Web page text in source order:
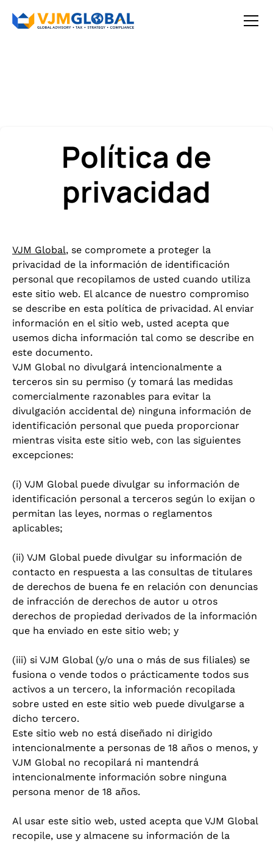
Política de
privacidad
VJM Global, se compromete a proteger la
privacidad de la información de identificación
personal que recopilamos de usted cuando utiliza
este sitio web. El alcance de nuestro compromiso
se describe en esta política de privacidad. Al enviar
información en el sitio web, usted acepta que
usemos dicha información tal como se describe en
este documento.
VJM Global no divulgará intencionalmente a
terceros sin su permiso (y tomará las medidas
comercialmente razonables para evitar la
divulgación accidental de) ninguna información de
identificación personal que pueda proporcionar
mientras visita este sitio web, con las siguientes
excepciones:
(i) VJM Global puede divulgar su información de
identificación personal a terceros según lo exijan o
permitan las leyes, normas o reglamentos
aplicables;
(ii) VJM Global puede divulgar su información de
contacto en respuesta a las consultas de titulares
de derechos de buena fe en relación con denuncias
de infracción de derechos de autor u otros
derechos de propiedad derivados de la información
que ha enviado en este sitio web; y
(iii) si VJM Global (y/o una o más de sus filiales) se
fusiona o vende todos o prácticamente todos sus
activos a un tercero, la información recopilada
sobre usted en este sitio web puede divulgarse a
dicho tercero.
Este sitio web no está diseñado ni dirigido
intencionalmente a personas de 18 años o menos, y
VJM Global no recopilará ni mantendrá
intencionalmente información sobre ninguna
persona menor de 18 años.
Al usar este sitio web, usted acepta que VJM Global
recopile, use y almacene su información de la